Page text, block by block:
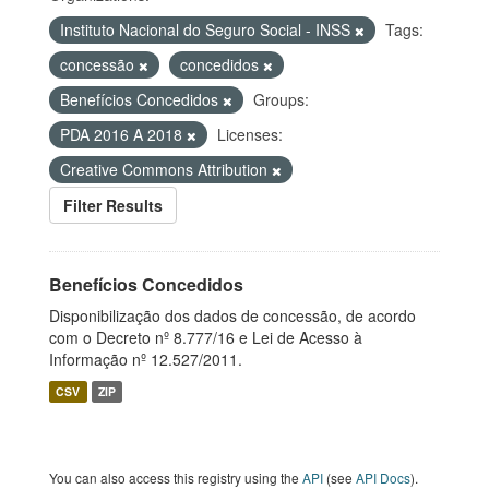
Instituto Nacional do Seguro Social - INSS
Tags:
concessão
concedidos
Benefícios Concedidos
Groups:
PDA 2016 A 2018
Licenses:
Creative Commons Attribution
Filter Results
Benefícios Concedidos
Disponibilização dos dados de concessão, de acordo
com o Decreto nº 8.777/16 e Lei de Acesso à
Informação nº 12.527/2011.
CSV ZIP
You can also access this registry using the API (see API Docs).